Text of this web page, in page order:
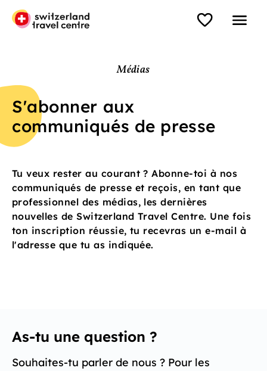
Médias
S'abonner aux
communiqués de presse
Tu veux rester au courant ? Abonne-toi à nos
communiqués de presse et reçois, en tant que
professionnel des médias, les dernières
nouvelles de Switzerland Travel Centre. Une fois
ton inscription réussie, tu recevras un e-mail à
l'adresse que tu as indiquée.
As-tu une question ?
Souhaites-tu parler de nous ? Pour les